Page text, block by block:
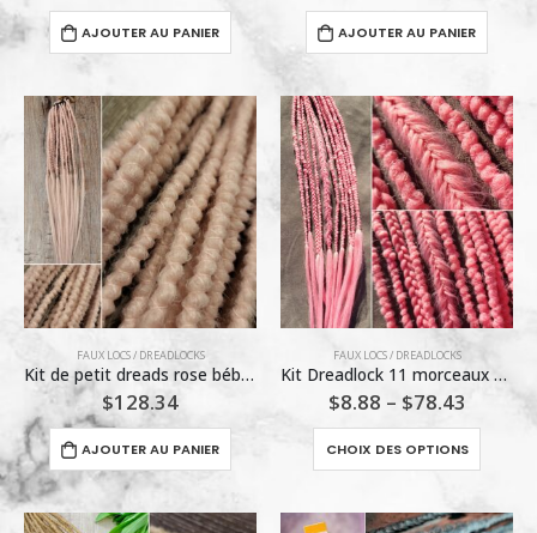
AJOUTER AU PANIER AJOUTER AU PANIER
FAUX LOCS / DREADLOCKS
Kit de petit dreads rose bébé 18 po / Kreation Mynou (18 morceaux)
$128.34
AJOUTER AU PANIER
FAUX LOCS / DREADLOCKS
Kit Dreadlock 11 morceaux ou à l’unité (Kreation Mynou) 24 po
$8.88 – $78.43
CHOIX DES OPTIONS
produit